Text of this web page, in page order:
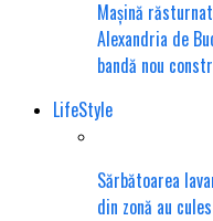
Mașină
Alexandria de
bandă nou
LifeStyle
Sărbătoarea
din zonă au